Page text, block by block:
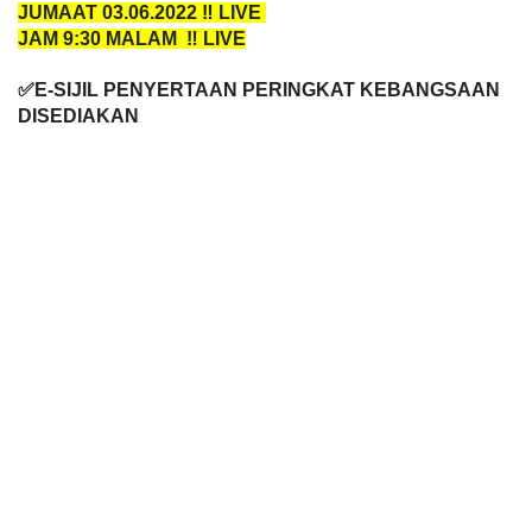
JUMAAT 03.06.2022 ‼️ LIVE
JAM 9:30 MALAM  ‼️ LIVE
✅E-SIJIL PENYERTAAN PERINGKAT KEBANGSAAN
DISEDIAKAN